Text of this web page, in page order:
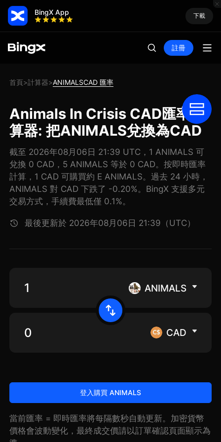
BingX App 下載
註冊
首頁>計算器>ANIMALSCAD 匯率
Animals In Crisis CAD匯率計
算器: 把ANIMALS兌換為CAD
截至 2026年08月06日 21:39 UTC，1 ANIMALS 可
兌換 0 CAD，5 ANIMALS 等於 0 CAD。按即時匯率
計算，1 CAD 可購買約 E ANIMALS。過去 24 小時，
ANIMALS 對 CAD 下跌了 -0.20%。BingX 支援多元
交易方式，手續費最低僅 0.1%。
最後更新於 2026年08月06日 21:39（UTC）
ANIMALS
CAD
登入購買 ANIMALS
當前匯率 = 即時匯率將每隔數秒自動更新。加密貨幣
價格會波動變化，最終成交價請以訂單確認頁面顯示為